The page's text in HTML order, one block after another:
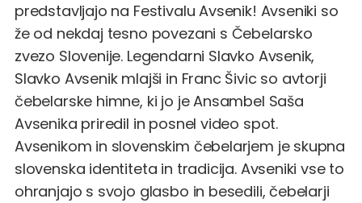
predstavljajo na Festivalu Avsenik! Avseniki so
že od nekdaj tesno povezani s Čebelarsko
zvezo Slovenije. Legendarni Slavko Avsenik,
Slavko Avsenik mlajši in Franc Šivic so avtorji
čebelarske himne, ki jo je Ansambel Saša
Avsenika priredil in posnel video spot.
Avsenikom in slovenskim čebelarjem je skupna
slovenska identiteta in tradicija. Avseniki vse to
ohranjajo s svojo glasbo in besedili, čebelarji